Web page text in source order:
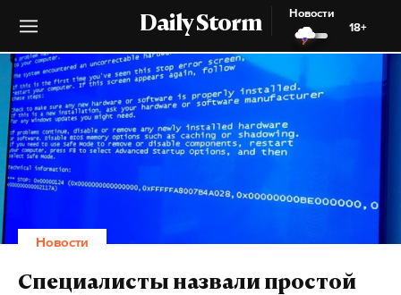
Daily Storm
Новости
18+
Новости
Специалисты назвали простой